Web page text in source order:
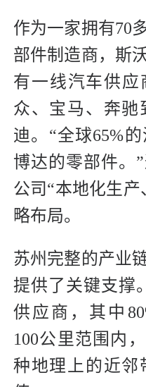
作为一家拥有70
部件制造商，斯
有一线汽车供
众、宝马、奔驰
迪。“全球65%
博达的零部件。
公司“本地化生
略布局。
苏州完整的产业
提供了关键支撑
供应商，其中
100公里范围内
种地理上的近邻